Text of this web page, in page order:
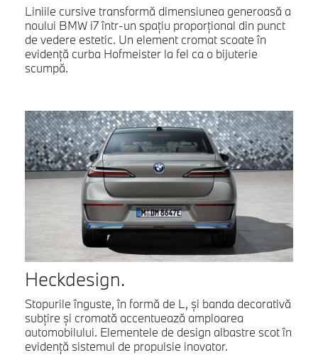
Liniile cursive transformă dimensiunea generoasă a
noului BMW i7 într-un spaţiu proporţional din punct
de vedere estetic. Un element cromat scoate în
evidenţă curba Hofmeister la fel ca o bijuterie
scumpă.
Heckdesign.
Stopurile înguste, în formă de L, şi banda decorativă
subţire şi cromată accentuează amploarea
automobilului. Elementele de design albastre scot în
evidenţă sistemul de propulsie inovator.